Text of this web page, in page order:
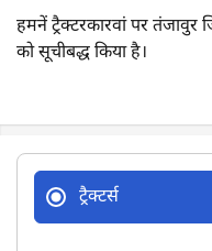
हमनें ट्रैक्टरकारवां पर तंजावुर
को सूचीबद्ध किया है।
ट्रैक्टर्स